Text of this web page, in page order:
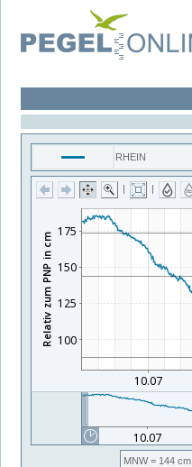
RHEIN
| |
MNW= 144 cm,